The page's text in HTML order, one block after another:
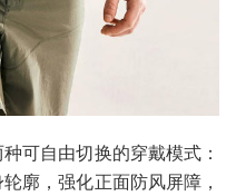
可自由切换的穿戴模式：
廓，强化正面防风屏障，